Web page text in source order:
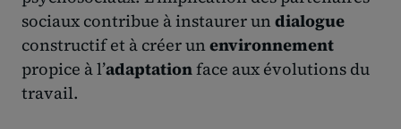
sociaux contribue à instaurer un dialogue
constructif et à créer un environnement
propice à l’adaptationface aux évolutions du
travail.